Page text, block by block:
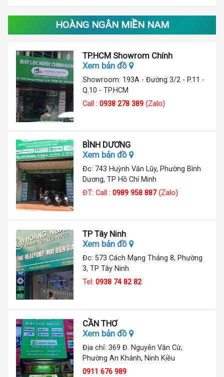
HOÀNG NGÂN MIỀN NAM
TP.HCM Showrom Chính
Xem bản đồ
Showroom: 193A - Đường 3/2 - P.11 -
Q.10 - TP.HCM
Call :0938 278 389(Zalo)
BÌNH DƯƠNG
Xem bản đồ
Đc: 743 Huỳnh Văn Lũy, Phường Bình
Dương, TP Hồ Chí Minh
ĐT: Call :0989 958 887(Zalo)
TP Tây Ninh
Xem bản đồ
Đc: 573 Cách Mạng Tháng 8, Phường
3, TP Tây Ninh
Tel:0938 74 82 82
CẦN THƠ
Xem bản đồ
Địa chỉ: 369 Đ. Nguyễn Văn Cừ,
Phường An Khánh, Ninh Kiều
0911 676 989